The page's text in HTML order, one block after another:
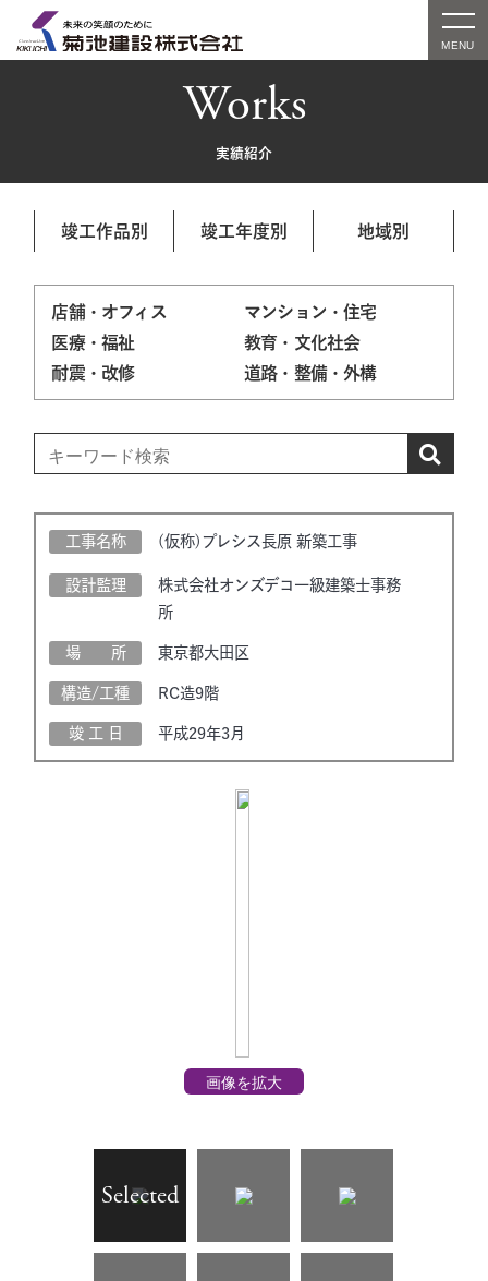
Works
実績紹介
竣工作品別 竣工年度別 地域別
店舗・オフィス
マンション・住宅
医療・福祉
教育・文化社会
耐震・改修
道路・整備・外構
工事名称 (仮称)プレシス長原 新築工事
設計監理
株式会社オンズデコ一級建築士事務
所
場 所 東京都大田区
構造/工種 RC造9階
竣 工 日 平成29年3月
画像を拡大